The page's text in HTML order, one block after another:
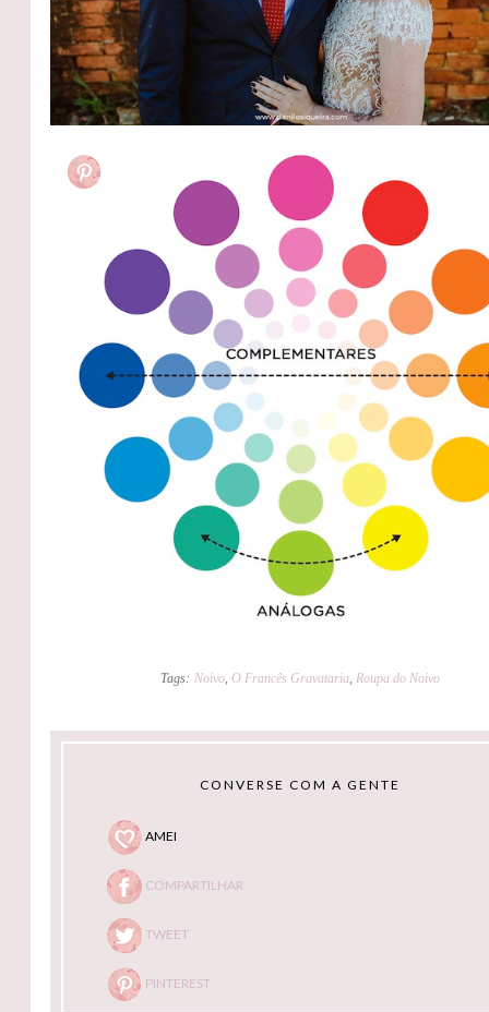
Tags: Noivo, O Francês Gravataria, Roupa do Noivo
CONVERSE COM A GENTE
AMEI
COMPARTILHAR
TWEET
PINTEREST